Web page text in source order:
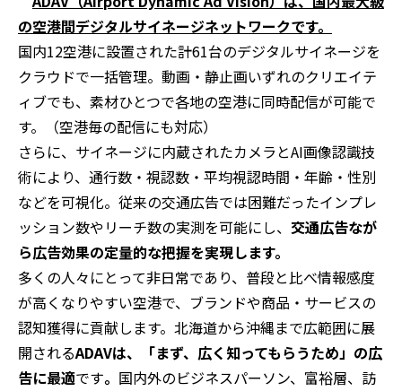
の空港間デジタルサイネージネットワークです。
国内12空港に設置された計61台のデジタルサイネージを
クラウドで一括管理。動画・静止画いずれのクリエイテ
ィブでも、素材ひとつで各地の空港に同時配信が可能で
す。（空港毎の配信にも対応）
さらに、サイネージに内蔵されたカメラとAI画像認識技
術により、通行数・視認数・平均視認時間・年齢・性別
などを可視化。従来の交通広告では困難だったインプレ
ッション数やリーチ数の実測を可能にし、 交通広告なが
ら広告効果の定量的な把握を実現します。
多くの人々にとって非日常であり、普段と比べ情報感度
が高くなりやすい空港で、ブランドや商品・サービスの
認知獲得に貢献します。北海道から沖縄まで広範囲に展
開されるADAVは、「まず、広く知ってもらうため」の広
告に最適です。 国内外のビジネスパーソン、富裕層、訪